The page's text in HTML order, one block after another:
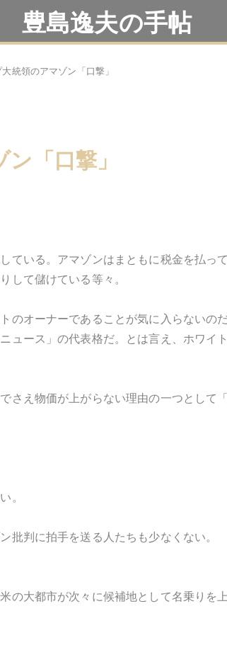
豊島逸夫の手帖
大統領のアマゾン「口撃」
「口撃」
ている。アマゾンはまともに税金を払っ
して儲けている等々。
のオーナーであることが気に入らないの
ュース」の代表格だ。とは言え、ホワイ
さえ物価が上がらない理由の一つとして
。
批判に拍手を送る人たちも少なくない。
の大都市が次々に候補地として名乗りを